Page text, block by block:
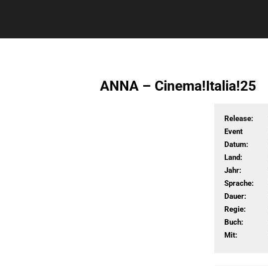
ANNA – Cinema!Italia!25
Release:
Event
Datum:
Land:
Jahr:
Sprache:
Dauer:
Regie:
Buch:
Mit: